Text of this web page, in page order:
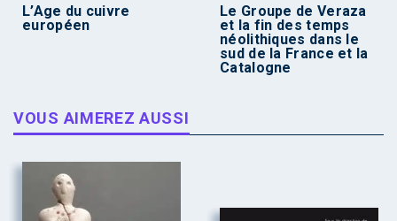
L’Age du cuivre
européen
Le Groupe de Veraza
et la fin des temps
néolithiques dans le
sud de la France et la
Catalogne
VOUS AIMEREZ AUSSI